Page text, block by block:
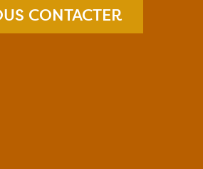
CONTACTER